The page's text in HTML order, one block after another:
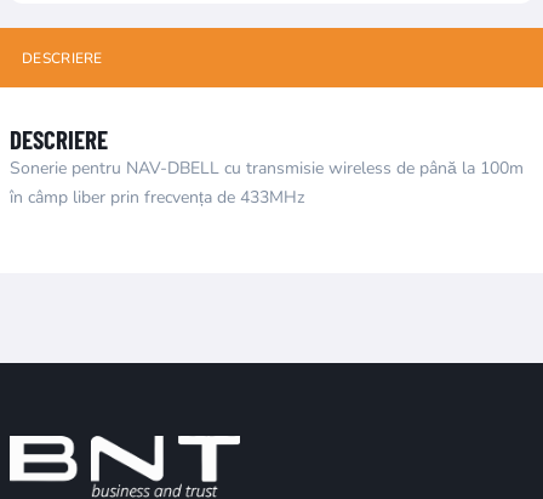
DESCRIERE
DESCRIERE
Sonerie pentru NAV-DBELL cu transmisie wireless de până la 100m
în câmp liber prin frecvența de 433MHz